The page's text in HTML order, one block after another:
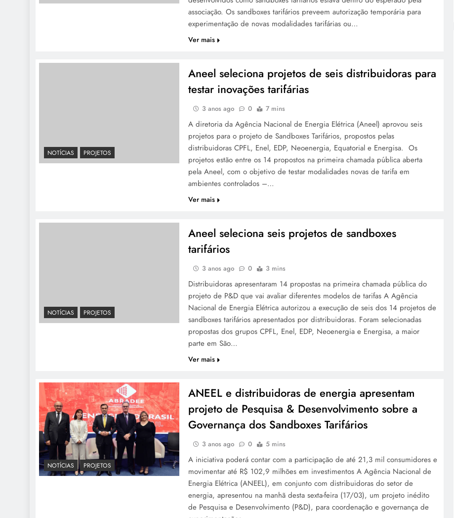
associação. Os sandboxes tarifários preveem autorização temporária para
experimentação de novas modalidades tarifárias ou…
Ver mais
NOTÍCIAS PROJETOS
Aneel seleciona projetos de seis distribuidoras para
testar inovações tarifárias
3 anos ago 0 7 mins
A diretoria da Agência Nacional de Energia Elétrica (Aneel) aprovou seis
projetos para o projeto de Sandboxes Tarifários, propostos pelas
distribuidoras CPFL, Enel, EDP, Neoenergia, Equatorial e Energisa. Os
projetos estão entre os 14 propostos na primeira chamada pública aberta
pela Aneel, com o objetivo de testar modalidades novas de tarifa em
ambientes controlados –…
Ver mais
NOTÍCIAS PROJETOS
Aneel seleciona seis projetos de sandboxes
tarifários
3 anos ago 0 3 mins
Distribuidoras apresentaram 14 propostas na primeira chamada pública do
projeto de P&D que vai avaliar diferentes modelos de tarifas A Agência
Nacional de Energia Elétrica autorizou a execução de seis dos 14 projetos de
sandboxes tarifários apresentados por distribuidoras. Foram selecionadas
propostas dos grupos CPFL, Enel, EDP, Neoenergia e Energisa, a maior
parte em São…
Ver mais
NOTÍCIAS PROJETOS
ANEEL e distribuidoras de energia apresentam
projeto de Pesquisa & Desenvolvimento sobre a
Governança dos Sandboxes Tarifários
3 anos ago 0 5 mins
A iniciativa poderá contar com a participação de até 21,3 mil consumidores e
movimentar até R$ 102,9 milhões em investimentos A Agência Nacional de
Energia Elétrica (ANEEL), em conjunto com distribuidoras do setor de
energia, apresentou na manhã desta sexta-feira (17/03), um projeto inédito
de Pesquisa e Desenvolvimento (P&D), para coordenação e governança de